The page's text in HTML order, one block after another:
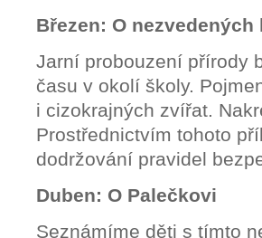
Březen: O nezvedených
Jarní probouzení přírody
času v okolí školy.
i cizokrajných zvířat.
Prostřednictvím tohoto
dodržování pravidel
Duben: O Palečkovi
Seznámíme děti s tímto